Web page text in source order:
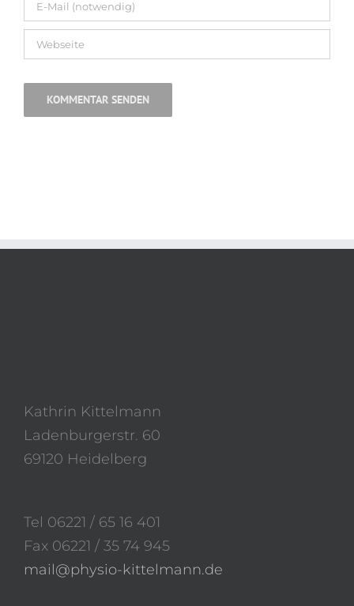
Kathrin Kittelmann
Ladenburgerstr. 60
69120 Heidelberg
Tel 06221 / 65 16 401
Fax 06221 / 35 74 945
mail@physio-kittelmann.de